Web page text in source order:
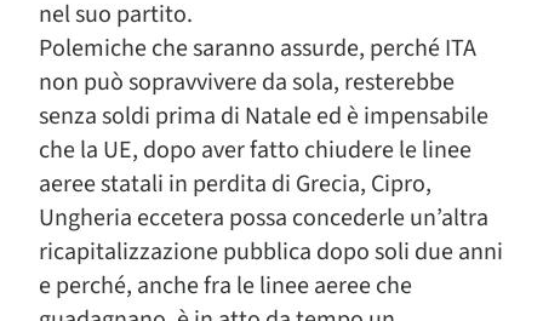
nel suo partito.
Polemiche che saranno assurde, perché ITA
non può sopravvivere da sola, resterebbe
senza soldi prima di Natale ed è impensabile
che la UE, dopo aver fatto chiudere le linee
aeree statali in perdita di Grecia, Cipro,
Ungheria eccetera possa concederle un’altra
ricapitalizzazione pubblica dopo soli due anni
e perché, anche fra le linee aeree che